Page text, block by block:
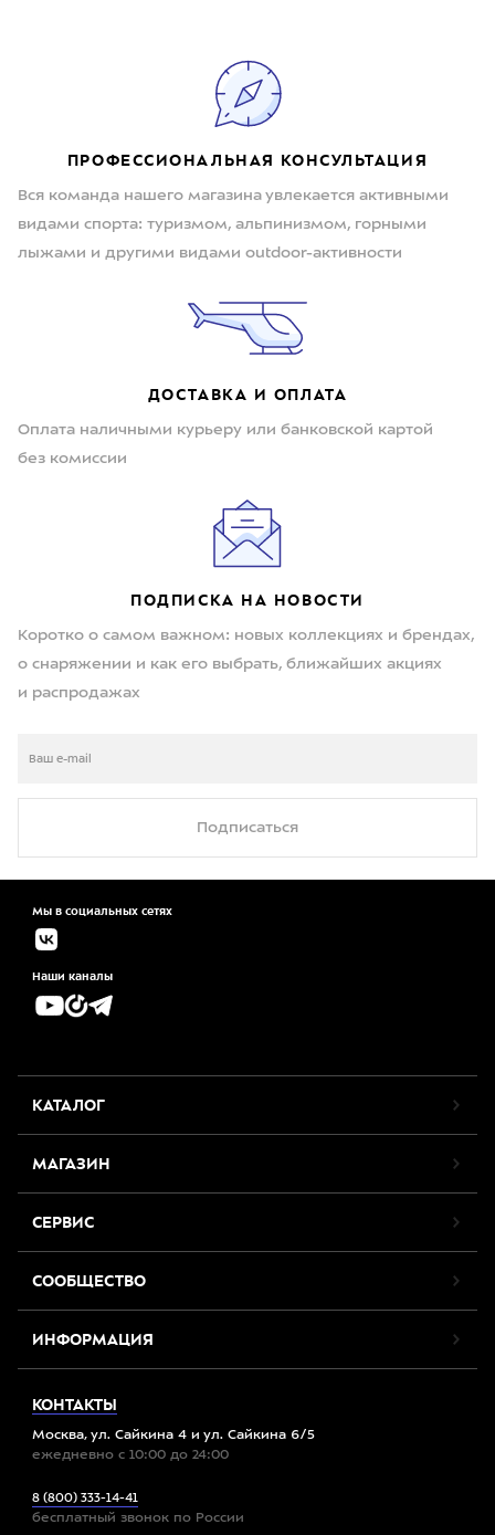
ПРОФЕССИОНАЛЬНАЯ КОНСУЛЬТАЦИЯ
Вся команда нашего магазина увлекается активными
видами спорта: туризмом, альпинизмом, горными
лыжами и другими видами outdoor-активности
ДОСТАВКА И ОПЛАТА
Оплата наличными курьеру или банковской картой
без комиссии
ПОДПИСКА НА НОВОСТИ
Коротко о самом важном: новых коллекциях и брендах,
о снаряжении и как его выбрать, ближайших акциях
и распродажах
Подписаться
Мы в социальных сетях
Наши каналы
КАТАЛОГ
МАГАЗИН
СЕРВИС
СООБЩЕСТВО
ИНФОРМАЦИЯ
КОНТАКТЫ
Москва, ул. Сайкина 4 и ул. Сайкина 6/5
ежедневно с 10:00 до 24:00
8 (800) 333-14-41
бесплатный звонок по России